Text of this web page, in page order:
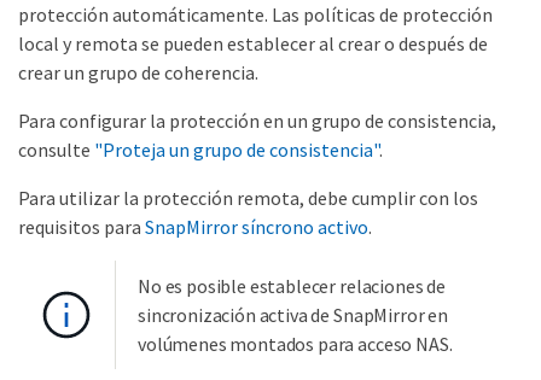
protección automáticamente. Las políticas de protección
local y remota se pueden establecer al crear o después de
crear un grupo de coherencia.
Para configurar la protección en un grupo de consistencia,
consulte "Proteja un grupo de consistencia".
Para utilizar la protección remota, debe cumplir con los
requisitos para SnapMirror síncrono activo.
No es posible establecer relaciones de
sincronización activa de SnapMirror en
volúmenes montados para acceso NAS.